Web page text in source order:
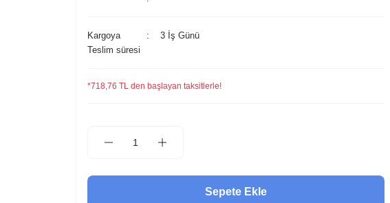
Kargoya
Teslim süresi
3 İş Günü
*718,76 TL den başlayan taksitlerle!
Sepete Ekle